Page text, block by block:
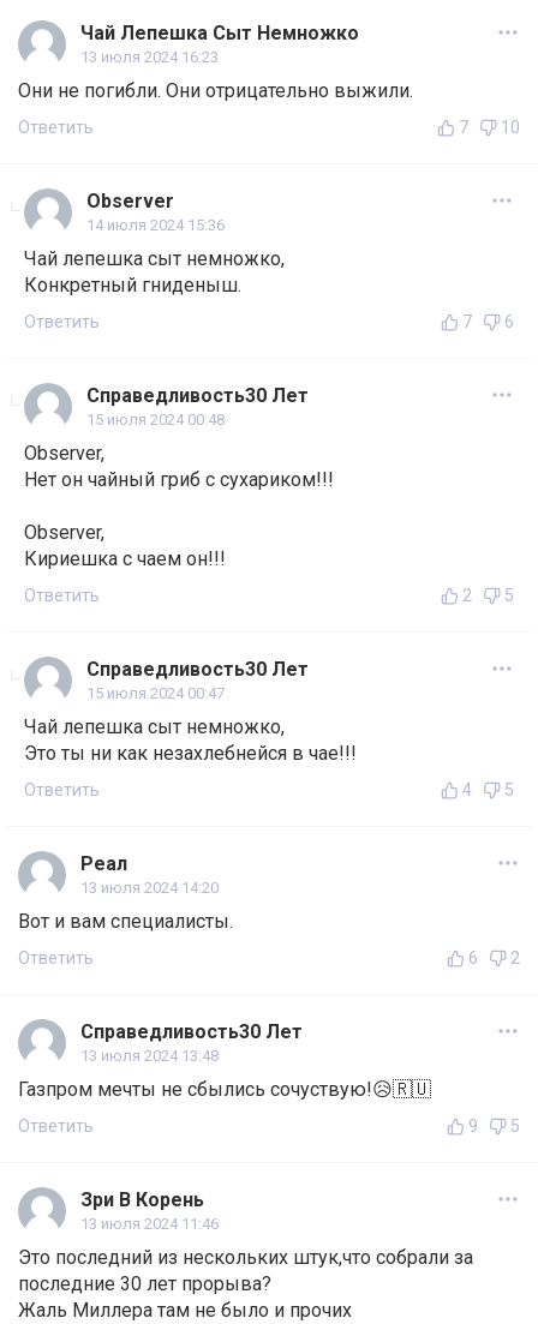
Чай Лепешка Сыт Немножко
13 июля 2024 16:23
Они не погибли. Они отрицательно выжили.
Ответить 7 10
Observer
14 июля 2024 15:36
Чай лепешка сыт немножко,
Конкретный гниденыш.
Ответить 7 6
Справедливость30 Лет
15 июля 2024 00:48
Observer,
Нет он чайный гриб с сухариком!!!
Observer,
Кириешка с чаем он!!!
Ответить 2 5
Справедливость30 Лет
15 июля 2024 00:47
Чай лепешка сыт немножко,
Это ты ни как незахлебнейся в чае!!!
Ответить 4 5
Реал
13 июля 2024 14:20
Вот и вам специалисты.
Ответить 6 2
Справедливость30 Лет
13 июля 2024 13:48
Газпром мечты не сбылись сочуствую!😥🇷🇺
Ответить 9 5
Зри В Корень
13 июля 2024 11:46
Это последний из нескольких штук,что собрали за
последние 30 лет прорыва?
Жаль Миллера там не было и прочих